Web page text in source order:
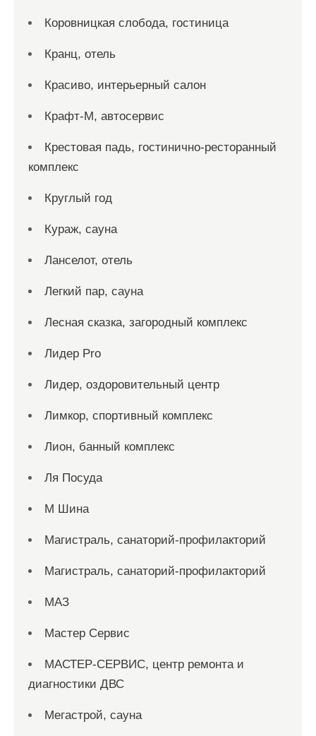
Коровницкая слобода, гостиница
Кранц, отель
Красиво, интерьерный салон
Крафт-М, автосервис
Крестовая падь, гостинично-ресторанный
комплекс
Круглый год
Кураж, сауна
Ланселот, отель
Легкий пар, сауна
Лесная сказка, загородный комплекс
Лидер Pro
Лидер, оздоровительный центр
Лимкор, спортивный комплекс
Лион, банный комплекс
Ля Посуда
М Шина
Магистраль, санаторий-профилакторий
Магистраль, санаторий-профилакторий
МАЗ
Мастер Сервис
МАСТЕР-СЕРВИС, центр ремонта и
диагностики ДВС
Мегастрой, сауна